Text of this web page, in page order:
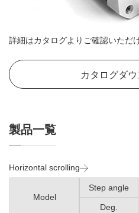
詳細はカタログよりご確認いただ
カタログダ
製品一覧
Horizontal scrolling
Model
Step angle
Deg.